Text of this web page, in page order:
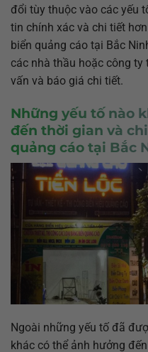
đổi tùy thuộc vào các yếu
tin chính xác và chi tiết
biển quảng cáo tại Bắc
các nhà thầu hoặc công
vấn và báo giá chi tiết.
Những yếu tố nào
đến thời gian và
quảng cáo tại Bắc
Ngoài những yếu tố đã
khác có thể ảnh hưởng